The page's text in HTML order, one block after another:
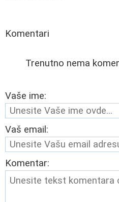
Komentari
Trenutno nema
Vaše ime:
Vaš email:
Komentar: